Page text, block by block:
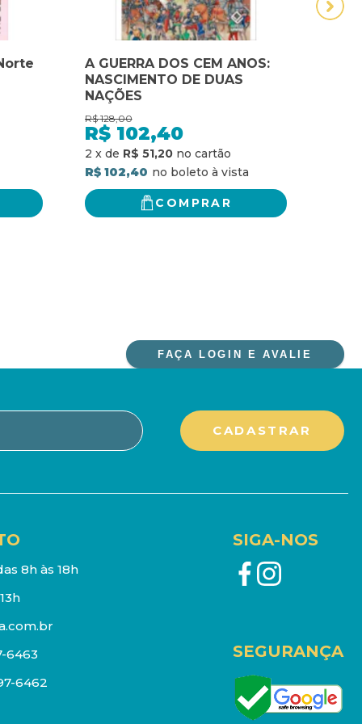
A GUERRA DOS CEM ANOS:
NASCIMENTO DE DUAS
NAÇÕES
R$ 128,00
R$ 102,40
2 x de R$ 51,20
R$ 102,40
COMPRAR
FAÇA LOGIN E AVALIE
8h às 18h
6463
6462
SIGA-NOS
SEGURANÇA